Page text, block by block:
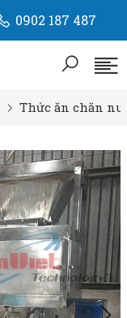
0902 187 487
Thức ăn chăn